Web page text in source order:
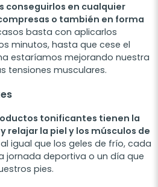
conseguirlos en cualquier
o también en forma
basta con aplicarlos
minutos, hasta que cese el
estaríamos mejorando nuestra
tensiones musculares.
tonificantes tienen la
relajar la piel y los músculos de
igual que los geles de frío, cada
jornada deportiva o un día que
pies.